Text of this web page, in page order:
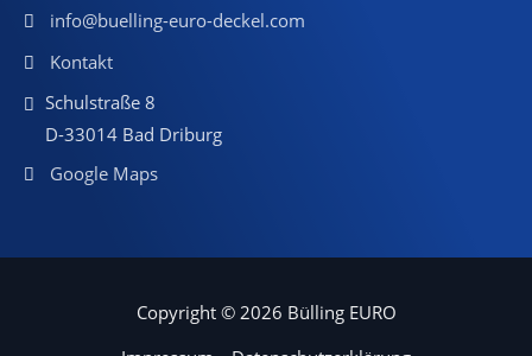
info@buelling-euro-deckel.com
Kontakt
Schulstraße 8
D-33014 Bad Driburg
Google Maps
Copyright © 2026 Bülling EURO